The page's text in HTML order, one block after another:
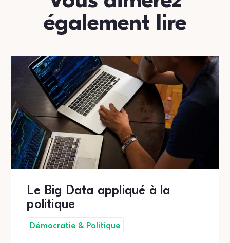
également lire
Le Big Data appliqué à la
politique
Démocratie & Politique